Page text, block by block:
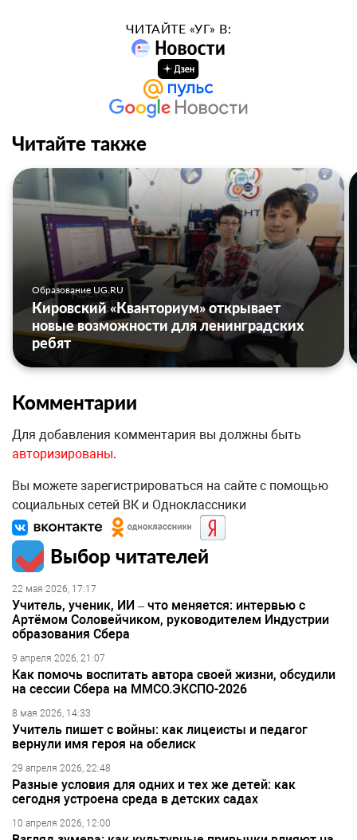
ЧИТАЙТЕ «УГ» В:
Читайте также
Образование UG.RU
Кировский «Кванториум» открывает
новые возможности для ленинградских
ребят
Комментарии
Для добавления комментария вы должны быть
авторизированы.
Вы можете зарегистрироваться на сайте с помощью
социальных сетей ВК и Одноклассники
Выбор читателей
22 мая 2026, 17:17
Учитель, ученик, ИИ – что меняется: интервью с
Артёмом Соловейчиком, руководителем Индустрии
образования Сбера
9 апреля 2026, 21:07
Как помочь воспитать автора своей жизни, обсудили
на сессии Сбера на ММСО.ЭКСПО-2026
8 мая 2026, 14:33
Учитель пишет с войны: как лицеисты и педагог
вернули имя героя на обелиск
29 апреля 2026, 22:48
Разные условия для одних и тех же детей: как
сегодня устроена среда в детских садах
10 апреля 2026, 12:00